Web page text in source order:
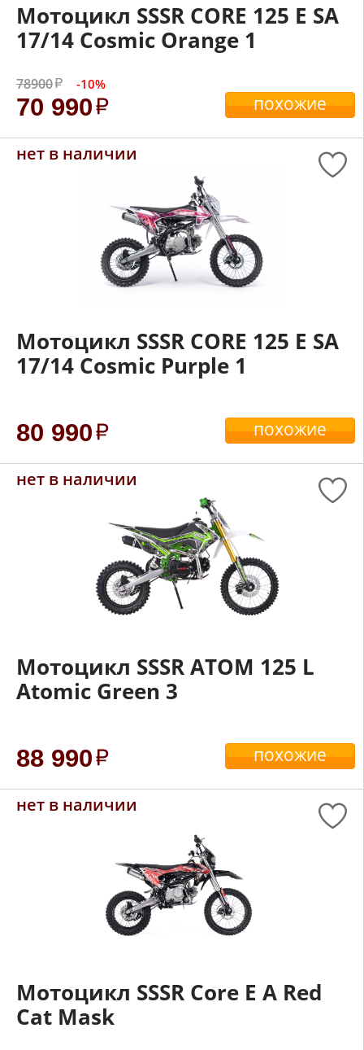
Мотоцикл SSSR CORE 125 E SA
17/14 Cosmic Orange 1
78900 -10%
70 990 похожие
нет в наличии
Мотоцикл SSSR CORE 125 E SA
17/14 Cosmic Purple 1
80 990 похожие
нет в наличии
Мотоцикл SSSR ATOM 125 L
Atomic Green 3
88 990 похожие
нет в наличии
Мотоцикл SSSR Core E A Red
Cat Mask